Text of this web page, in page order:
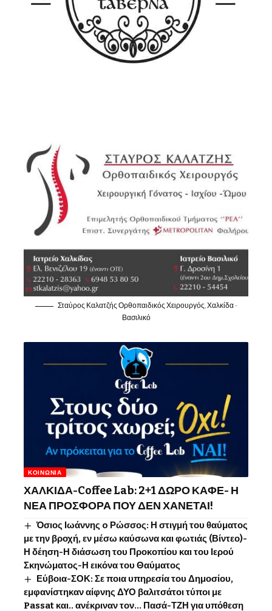
Σταύρος Καλατζής Ορθοπαιδικός Χειρουργός, Χαλκίδα -
Βασιλικό
ΚΟΙΝΩΝΊΑ
ΧΑΛΚΙΔΑ-Coffee Lab: 2+1 ΔΩΡΟ ΚΑΦΕ- Η
ΝΕΑ ΠΡΟΣΦΟΡΑ ΠΟΥ ΔΕΝ ΧΑΝΕΤΑΙ!
Όσιος Ιωάννης o Ρώσσος: Η στιγμή του θαύματος
με την βροχή, εν μέσω καύσωνα και φωτιάς (Βίντεο)-
Η δέηση-Η διάσωση του Προκοπίου και του Ιερού
Σκηνώματος-Η εικόνα του Θαύματος
Εύβοια-ΣΟΚ: Σε ποια υπηρεσία του Δημοσίου,
εμφανίστηκαν αίφνης ΔΥΟ βαλιτσάτοι τύποι με
Passat και.. ανέκριναν τον… Πασά-ΤΖΗ για υπόθεση